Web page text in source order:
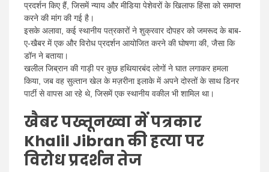
प्रदर्शन किए हैं, जिसमें न्याय और मीडिया पेशेवरों के खिलाफ हिंसा को समाप्त
करने की मांग की गई है।
इसके अलावा, कई स्थानीय पत्रकारों ने शुक्रवार दोपहर को जमरूद के बाब-
ए-खैबर में एक और विरोध प्रदर्शन आयोजित करने की घोषणा की, जैसा कि
डॉन ने बताया।
खलील जिब्रान की गाड़ी पर कुछ हथियारबंद लोगों ने घात लगाकर हमला
किया, जब वह सुल्तान खेल के मज़रीना इलाके में अपने दोस्तों के साथ डिनर
पार्टी से वापस आ रहे थे, जिसमें एक स्थानीय वकील भी शामिल था।
खैबर पख्तूनख्वा में पत्रकार
Khalil Jibran की हत्या पर
विरोध प्रदर्शन तेज